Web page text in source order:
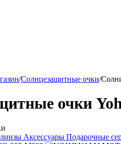
/Солнцезащитные очки/
очки
Аксессуары Подарочные